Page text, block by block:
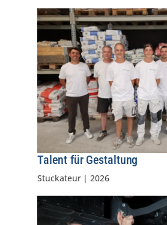
Talent für Gestaltung
Stuckateur| 2026